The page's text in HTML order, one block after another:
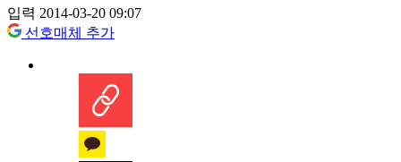
입력 2014-03-20 09:07
선호매체 추가